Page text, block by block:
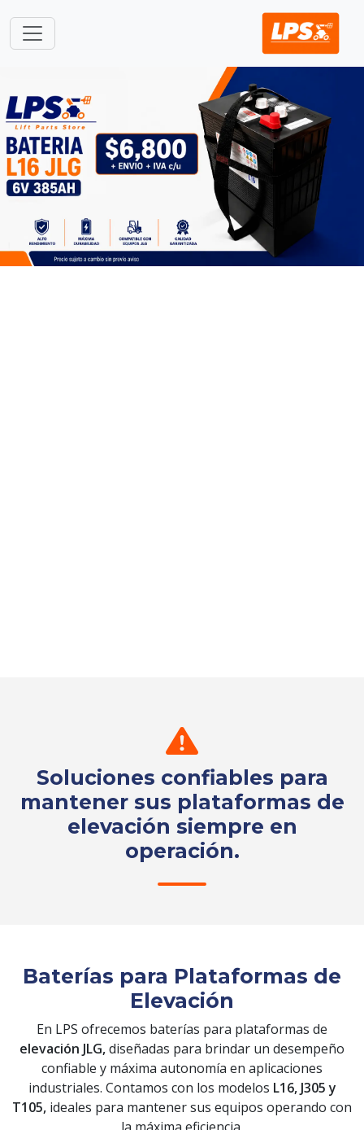
Soluciones confiables para
mantener sus plataformas de
elevación siempre en
operación.
Baterías para Plataformas de
Elevación
En LPS ofrecemos baterías para plataformas de
elevación JLG,diseñadas para brindar un desempeño
confiable y máxima autonomía en aplicaciones
industriales. Contamos con los modelos L16, J305 y
T105, ideales para mantener sus equipos operando con